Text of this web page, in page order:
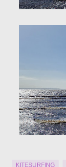
KITESURFING